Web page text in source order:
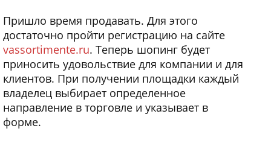
Пришло время продавать. Для этого
достаточно пройти регистрацию на сайте
vassortimente.ru. Теперь шопинг будет
приносить удовольствие для компании и для
клиентов. При получении площадки каждый
владелец выбирает определенное
направление в торговле и указывает в
форме.